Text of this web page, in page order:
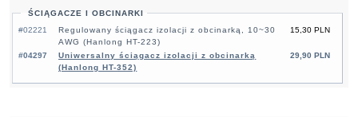
ŚCIĄGACZE I OBCINARKI
#02221
15,30 PLN
Regulowany ściągacz izolacji z obcinarką, 10~30
AWG (Hanlong HT-223)
#04297
29,90 PLN
Uniwersalny ściągacz izolacji z obcinarką
(Hanlong HT-352)